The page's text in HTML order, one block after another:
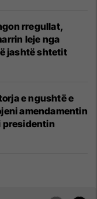
rregullat,
leje nga
jashtë shtetit
e ngushtë e
amendamentin
presidentin